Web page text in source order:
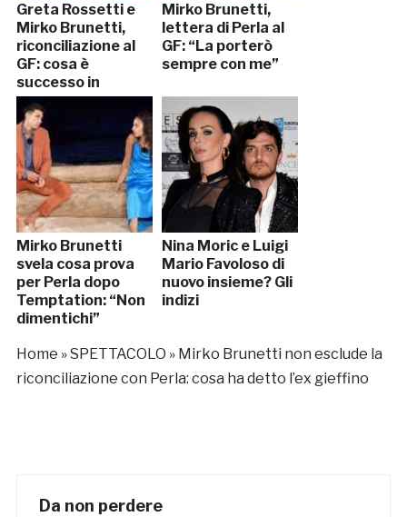
Greta Rossetti e
Mirko Brunetti,
riconciliazione al
GF: cosa è
successo in
puntata
Mirko Brunetti,
lettera di Perla al
GF: “La porterò
sempre con me”
Mirko Brunetti
svela cosa prova
per Perla dopo
Temptation: “Non
dimentichi”
Nina Moric e Luigi
Mario Favoloso di
nuovo insieme? Gli
indizi
Home »SPETTACOLO » Mirko Brunetti non esclude la
riconciliazione con Perla: cosa ha detto l’ex gieffino
Da non perdere